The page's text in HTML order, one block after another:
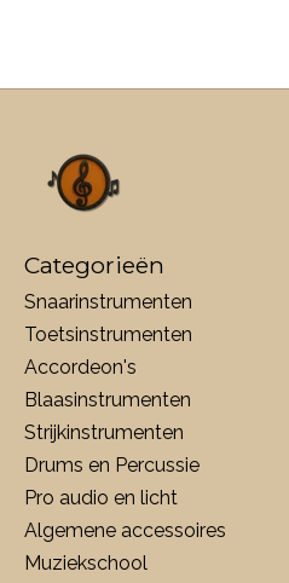
Categorieën
Snaarinstrumenten
Toetsinstrumenten
Accordeon's
Blaasinstrumenten
Strijkinstrumenten
Drums en Percussie
Pro audio en licht
Algemene accessoires
Muziekschool